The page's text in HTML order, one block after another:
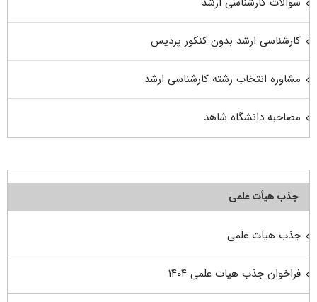
کارشناسی ارشد بدون کنکور پردیس
مشاوره انتخاب رشته کارشناسی ارشد
مصاحبه دانشگاه شاهد
جذب هیأت علمی
جذب هیات علمی
فراخوان جذب هیات علمی ۱۴۰۴